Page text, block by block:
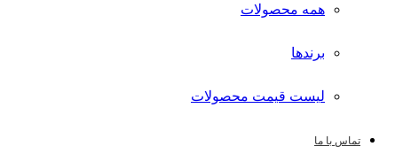
همه محصولات
برندها
لیست قیمت محصولات
تماس با ما